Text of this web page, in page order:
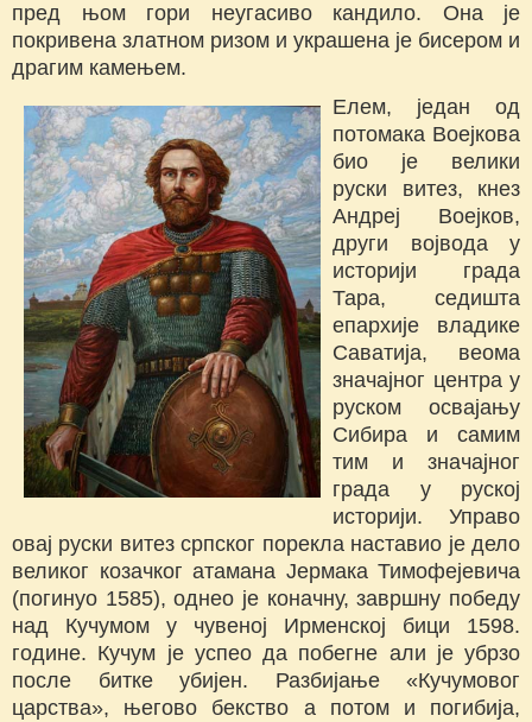
пред њом гори неугасиво кандило. Она је
покривена златном ризом и украшена је бисером и
драгим камењем.
Елем, један од
потомака Воејкова
био је велики
руски витез, кнез
Андреј Воејков,
други војвода у
историји града
Тара, седишта
епархије владике
Саватија, веома
значајног центра у
руском освајању
Сибира и самим
тим и значајног
града у руској
историји. Управо
овај руски витез српског порекла наставио је дело
великог козачког атамана Јермака Тимофејевича
(погинуо 1585), однео је коначну, завршну победу
над Кучумом у чувеној Ирменској бици 1598.
године. Кучум је успео да побегне али је убрзо
после битке убијен. Разбијање «Кучумовог
царства», његово бекство а потом и погибија,